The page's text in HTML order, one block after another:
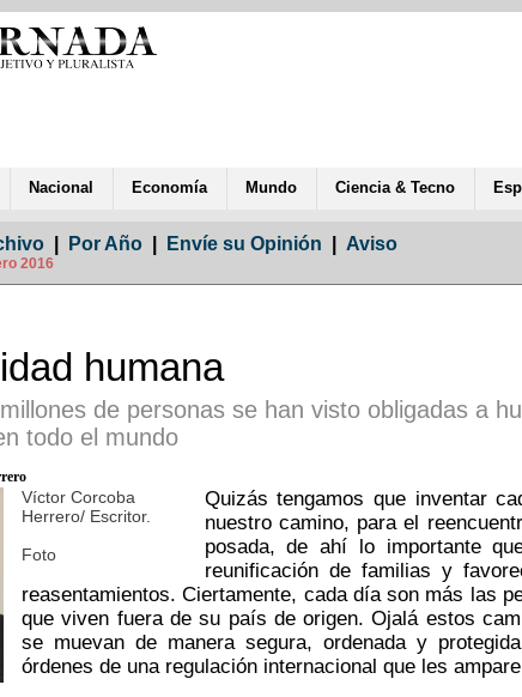
Nacional Economía Mundo Ciencia & Tecno
Por Año Envíe su Opinión Aviso
2016
humana
de personas se han visto obligadas a
todo el mundo
Víctor Corcoba
Herrero/ Escritor.
Foto
Quizás tengamos que inventar
nuestro camino, para el
posada, de ahí lo importante
reunificación de familias y
reasentamientos. Ciertamente, cada día son más las
que viven fuera de su país de origen. Ojalá estos
se muevan de manera segura, ordenada y
órdenes de una regulación internacional que les